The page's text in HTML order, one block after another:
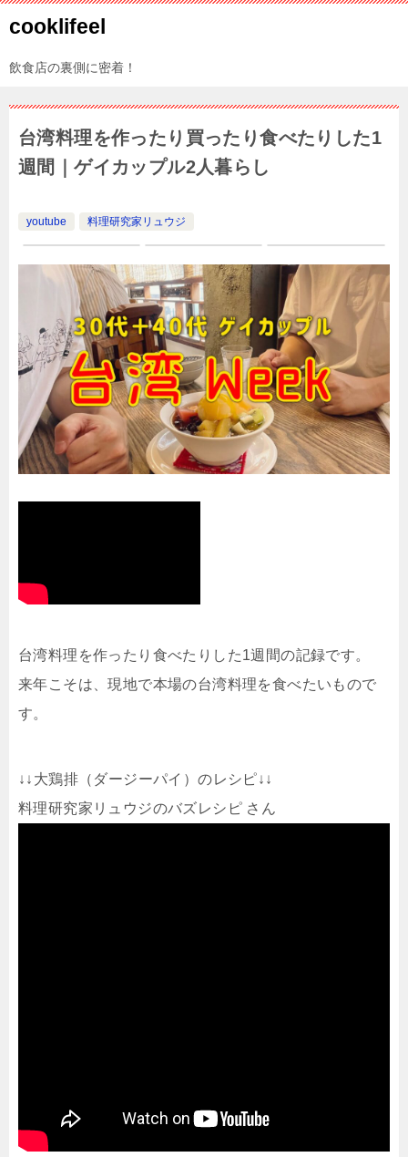
cooklifeel
飲食店の裏側に密着！
台湾料理を作ったり買ったり食べたりした1
週間｜ゲイカップル2人暮らし
youtube 料理研究家リュウジ
台湾料理を作ったり食べたりした1週間の記録です。
来年こそは、現地で本場の台湾料理を食べたいもので
す。
↓↓大鶏排（ダージーパイ）のレシピ↓↓
料理研究家リュウジのバズレシピ さん